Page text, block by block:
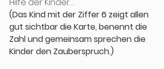
(Das Kind mit der Ziffer 6 zeigt allen
gut sichtbar die Karte, benennt die
Zahl und gemeinsam sprechen die
Kinder den Zauberspruch.)